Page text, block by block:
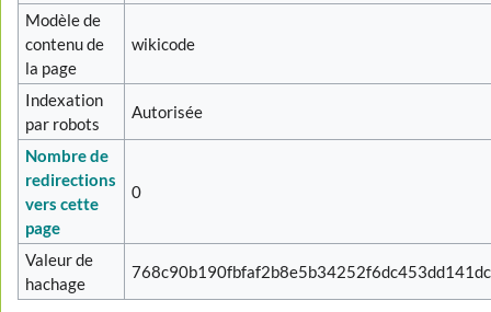
Modèle de
contenu de
la page
wikicode
Indexation
par robots
Autorisée
Nombre de
redirections
vers cette
page
0
Valeur de
hachage
768c90b190fbfaf2b8e5b34252f6dc453dd141dc